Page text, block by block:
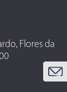
Flores da